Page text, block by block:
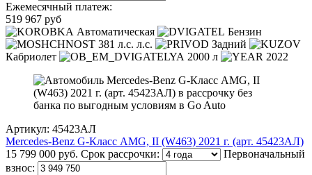
Ежемесячный платеж:
519 967 руб
Автоматическая
Бензин
381 л.с. л.с.
Задний
Кабриолет
2000 л 2022
Артикул: 45423АЛ
Mercedes-Benz G-Класс AMG, II (W463) 2021 г. (арт. 45423АЛ)
15 799 000 руб. Срок рассрочки:
Первоначальный
взнос: